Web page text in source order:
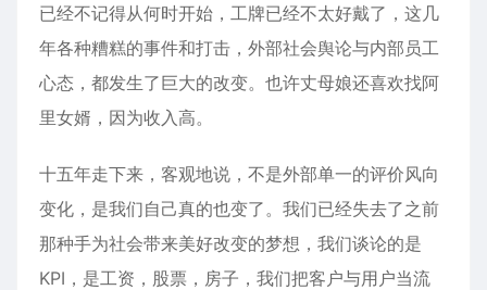
已经不记得从何时开始，工牌已经不太好戴了，这几
年各种糟糕的事件和打击，外部社会舆论与内部员工
心态，都发生了巨大的改变。也许丈母娘还喜欢找阿
里女婿，因为收入高。
十五年走下来，客观地说，不是外部单一的评价风向
变化，是我们自己真的也变了。我们已经失去了之前
那种手为社会带来美好改变的梦想，我们谈论的是
KPI，是工资，股票，房子，我们把客户与用户当流